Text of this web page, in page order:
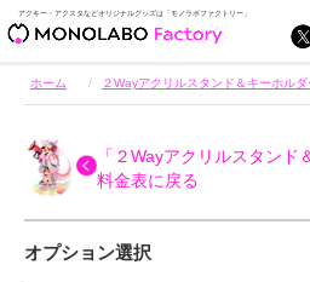
アクキー・アクスタなどオリジナルグッズは「モノラボファクトリー」
ホーム ２Wayアクリルスタンド＆キーホルダ
「２Wayアクリルスタンド
料金表に戻る
オプション選択